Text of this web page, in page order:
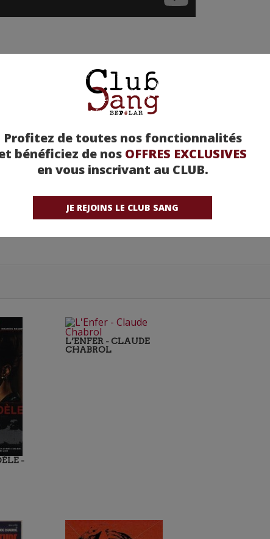
Profitez de toutes nos fonctionnalités
bénéficiez de nos OFFRES EXCLUSIVES
en vous inscrivant au CLUB.
JE REJOINS LE CLUB SANG
la chez nos partenaires !
-
L’ENFER - CLAUDE
CHABROL